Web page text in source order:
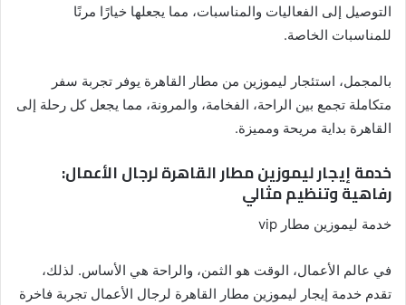
التوصيل إلى الفعاليات والمناسبات، مما يجعلها خيارًا مرنًا
للمناسبات الخاصة.
بالمجمل، استئجار ليموزين من مطار القاهرة يوفر تجربة سفر
متكاملة تجمع بين الراحة، الفخامة، والمرونة، مما يجعل كل رحلة إلى
القاهرة بداية مريحة ومميزة.
خدمة إيجار ليموزين مطار القاهرة لرجال الأعمال:
رفاهية وتنظيم مثالي
خدمة ليموزين مطار vip
في عالم الأعمال، الوقت هو الثمن، والراحة هي الأساس. لذلك،
تقدم خدمة إيجار ليموزين مطار القاهرة لرجال الأعمال تجربة فاخرة